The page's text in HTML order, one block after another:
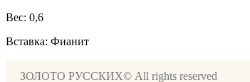
Вес: 0,6
Вставка: Фианит
ЗОЛОТО РУССКИХ© All rights reserved